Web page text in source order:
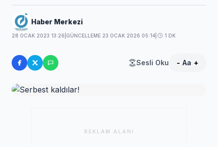
Haber Merkezi
28 OCAK 2023 13:26 GÜNCELLEME 23 OCAK 2026 05:14 1 DK
Sesli Oku - Aa +
REKLAM ALANI